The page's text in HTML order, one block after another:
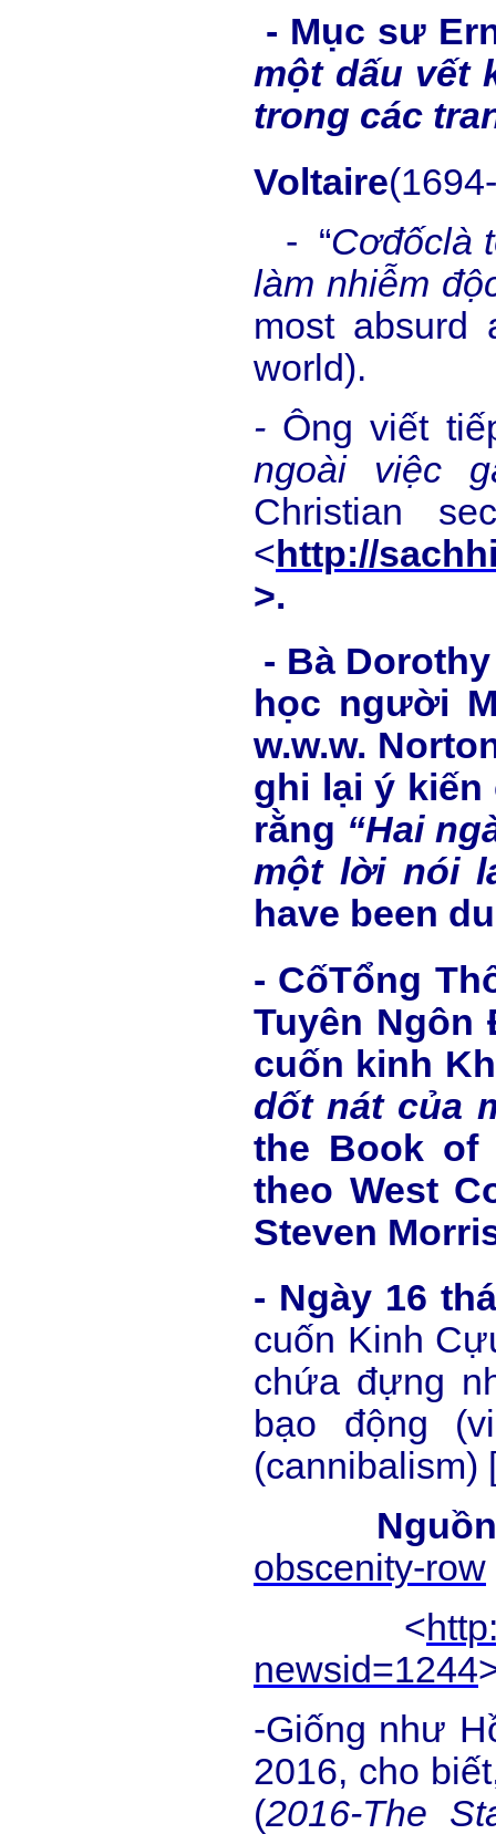
- Mục sư
một dấu vết
trong các
Voltaire
- “Cơđốclà
làm nhiễm độ
most absurd
world).
- Ông viết
ngoài việc
Christian
< http://
>.
- Bà
học người
w.w.w.
ghi lại ý kiến
rằng “Hai
một lời nói
have been
- CốTổng
Tuyên Ngôn
cuốn kinh
dốt nát của
the Book of
theo West
Steven
- Ngày 16
cuốn Kinh
chứa đựng
bạo động
(cannibalism)
obscenity-row
<
newsid=1244
-Giống như
2016, cho
(2016-The